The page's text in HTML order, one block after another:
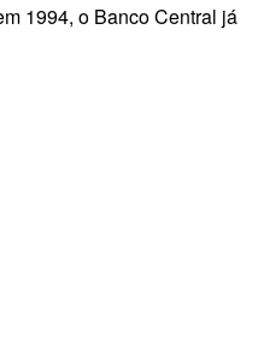
1994, o Banco Central já